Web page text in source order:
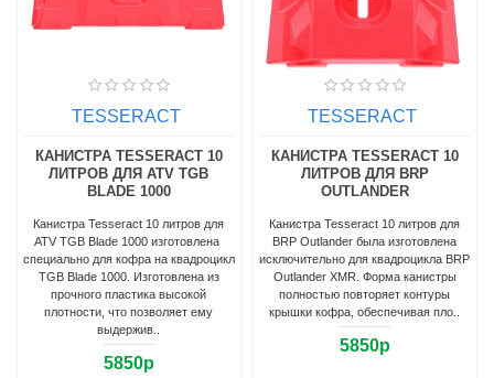
TESSERACT
КАНИСТРА TESSERACT 10
ЛИТРОВ ДЛЯ ATV TGB
BLADE 1000
Канистра Tesseract 10 литров для
ATV TGB Blade 1000 изготовлена ​​
специально для кофра на квадроцикл
TGB Blade 1000. Изготовлена из
прочного пластика высокой
плотности, что позволяет ему
выдержив..
5850р
TESSERACT
КАНИСТРА TESSERACT 10
ЛИТРОВ ДЛЯ BRP
OUTLANDER
Канистра Tesseract 10 литров для
BRP Outlander была изготовлена
исключительно для квадроцикла BRP
Outlander XMR. Форма канистры
полностью повторяет контуры
крышки кофра, обеспечивая пло..
5850р